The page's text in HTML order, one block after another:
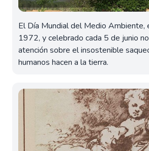
El Día Mundial del Medio Ambiente,
1972, y celebrado cada 5 de junio
atención sobre el insostenible
humanos hacen a la tierra.